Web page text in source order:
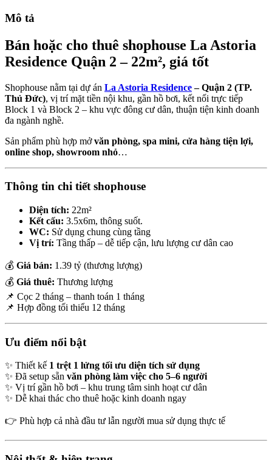
Mô tả
Bán hoặc cho thuê shophouse La Astoria
Residence Quận 2 – 22m², giá tốt
Shophouse nằm tại dự án La Astoria Residence– Quận 2 (TP.
Thủ Đức), vị trí mặt tiền nội khu, gần hồ bơi, kết nối trực tiếp
Block 1 và Block 2 – khu vực đông cư dân, thuận tiện kinh doanh
đa ngành nghề.
Sản phẩm phù hợp mởvăn phòng, spa mini, cửa hàng tiện lợi,
online shop, showroom nhỏ…
Thông tin chi tiết shophouse
Diện tích: 22m²
Kết cấu: 3.5x6m, thông suốt.
WC: Sử dụng chung cùng tầng
Vị trí: Tầng thấp – dễ tiếp cận, lưu lượng cư dân cao
💰 Giá bán: 1.39 tỷ (thương lượng)
💰 Giá thuê: Thương lượng
📌 Cọc 2 tháng – thanh toán 1 tháng
📌 Hợp đồng tối thiểu 12 tháng
Ưu điểm nổi bật
✨ Thiết kế 1 trệt 1 lửng tối ưu diện tích sử dụng
✨ Đã setup sẵn văn phòng làm việc cho 5–6 người
✨ Vị trí gần hồ bơi – khu trung tâm sinh hoạt cư dân
✨ Dễ khai thác cho thuê hoặc kinh doanh ngay
👉 Phù hợp cả nhà đầu tư lẫn người mua sử dụng thực tế